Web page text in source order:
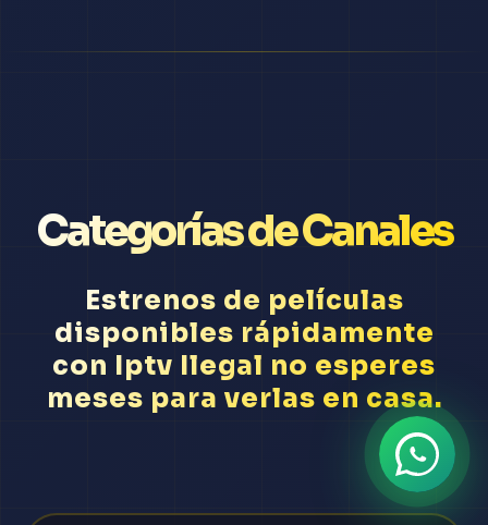
Categorías de Canales
Estrenos de películas
disponibles rápidamente
con Iptv Ilegal no esperes
meses para verlas en casa.